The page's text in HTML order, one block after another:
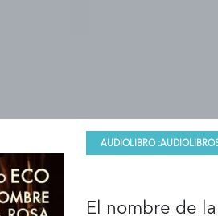
AUDIOLIBRO :
El nombre de